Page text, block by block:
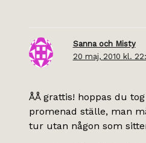
Sanna och Misty
20 maj, 2010 kl.
ÅÅ grattis! hoppas du
promenad ställe, man
tur utan någon som